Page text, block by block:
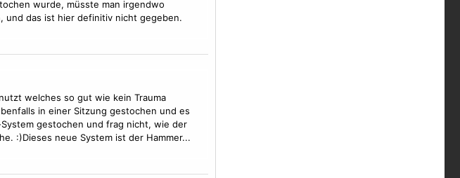
wurde, müsste man irgendwo
und das ist hier definitiv nicht gegeben.
welches so gut wie kein Trauma
in einer Sitzung gestochen und es
gestochen und frag nicht, wie der
:)Dieses neue System ist der Hammer...